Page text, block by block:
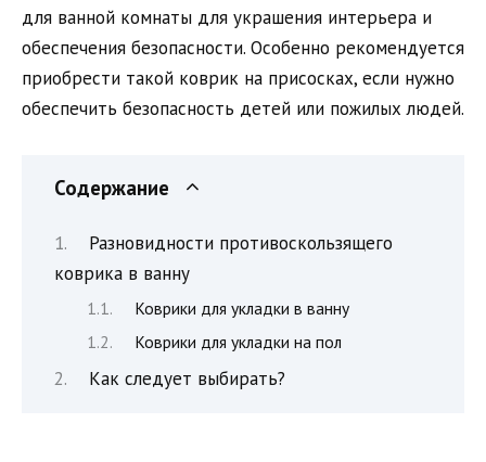
для ванной комнаты для украшения интерьера и
обеспечения безопасности. Особенно рекомендуется
приобрести такой коврик на присосках, если нужно
обеспечить безопасность детей или пожилых людей.
Содержание
Разновидности противоскользящего
коврика в ванну
Коврики для укладки в ванну
Коврики для укладки на пол
Как следует выбирать?